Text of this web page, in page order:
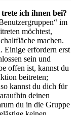
ich ihnen bei?
im
möchtest,
machen.
Einige erfordern erst
sein und
offen ist, kannst du
beitreten;
kannst du dich für
deinen
du in die Gruppe